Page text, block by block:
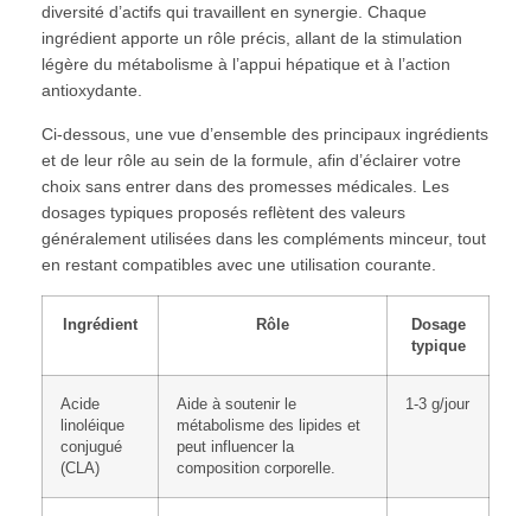
diversité d’actifs qui travaillent en synergie. Chaque
ingrédient apporte un rôle précis, allant de la stimulation
légère du métabolisme à l’appui hépatique et à l’action
antioxydante.
Ci-dessous, une vue d’ensemble des principaux ingrédients
et de leur rôle au sein de la formule, afin d’éclairer votre
choix sans entrer dans des promesses médicales. Les
dosages typiques proposés reflètent des valeurs
généralement utilisées dans les compléments minceur, tout
en restant compatibles avec une utilisation courante.
Ingrédient Rôle
Dosage
typique
Acide
linoléique
conjugué
(CLA)
Aide à soutenir le
métabolisme des lipides et
peut influencer la
composition corporelle.
1-3 g/jour